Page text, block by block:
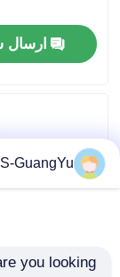
ارسال
S-GuangYu
you looking